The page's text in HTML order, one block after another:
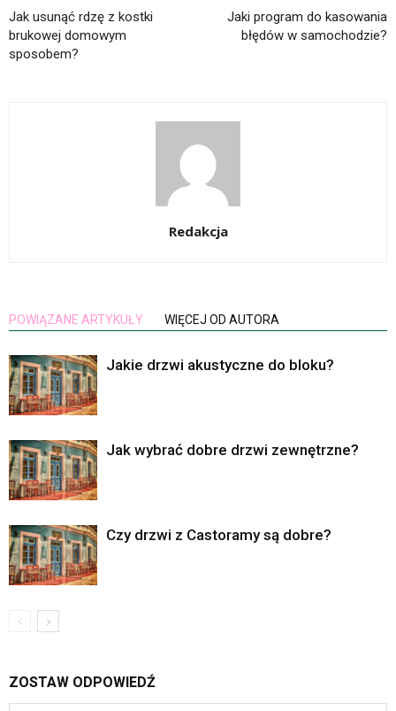
Jak usunąć rdzę z kostki
brukowej domowym
sposobem?
Jaki program do kasowania
błędów w samochodzie?
Redakcja
POWIĄZANE ARTYKUŁY WIĘCEJ OD AUTORA
Jakie drzwi akustyczne do bloku?
Jak wybrać dobre drzwi zewnętrzne?
Czy drzwi z Castoramy są dobre?
ZOSTAW ODPOWIEDŹ